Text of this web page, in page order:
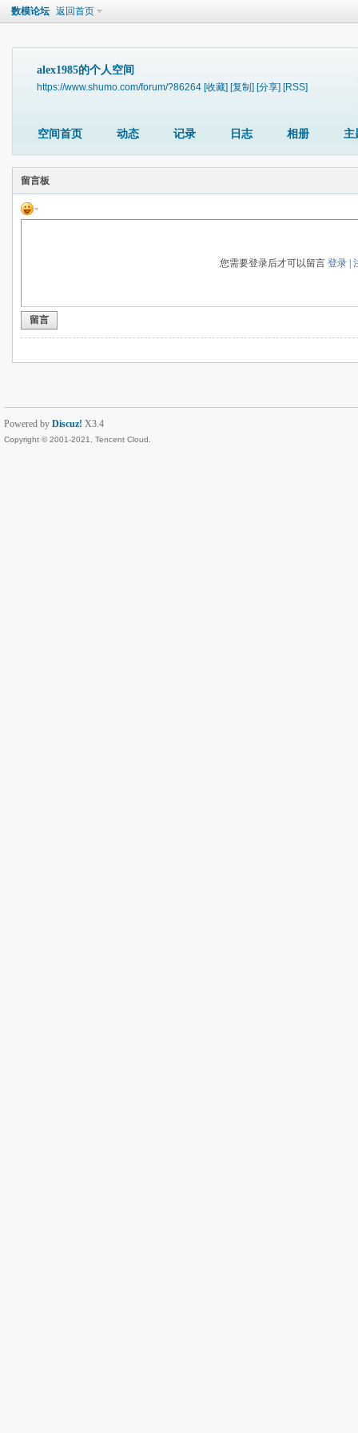
数模论坛 返回首页
alex1985的个人空间
https://www.shumo.com/forum/?86264 [收藏] [复制] [分享] [RSS]
空间首页 动态 记录 日志 相册 主
留言板
您需要登录后才可以留言登录 |
留言
Powered by Discuz! X3.4
Copyright © 2001-2021, Tencent Cloud.